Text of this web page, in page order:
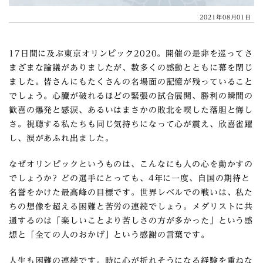
2021年08月01日
17日間に及ぶ東京オリンピック2020。開催の是非を巡ってさ
まざまな論議がありましたが、数多くの感動とともに幕を閉じ
ました。皆さんにもたくさんの名場面の記憶が残っていること
でしょう。心臓が破れるほどの緊張の試合展開、勝利の瞬間の
歓喜の爆発と感涙、あるいはまさかの敗北を喫した落胆と悔し
さ。視聴する私たちも同じ気持ちになって心が震え、欣喜雀躍
し、涙があふれ出ました。
なぜオリンピックというものは、こんなにも人の心を動かすの
でしょうか? どの選手にとっても、4年に一度、自国の期待と
名誉をかけた最高峰の目標です。世界レベルでの戦いは、私た
ちの想像を超える困難と苦労の連続でしょう。メダリストに共
通するのは「楽しいことより苦しさの方が多かった」という感
想と「全ての人のおかげ」という感謝の言葉です。
人生も困難の連続です。時に心が折れそうになる経験を重ねな